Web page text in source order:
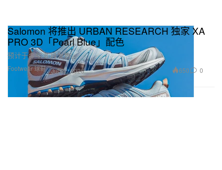
Footwear 球鞋
Salomon 将推出 URBAN RESEARCH 独家 XA
PRO 3D「Pearl Blue」配色
预计于今年 8 月发售。
Jul 22, 2026 650 0